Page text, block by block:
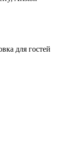
для гостей